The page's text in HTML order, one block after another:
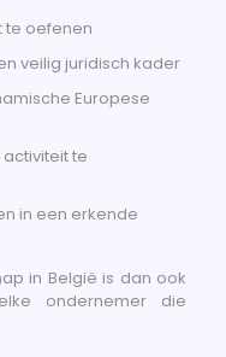
te oefenen
veilig juridisch kader
Europese
te
in een erkende
in België is dan ook
ondernemer die